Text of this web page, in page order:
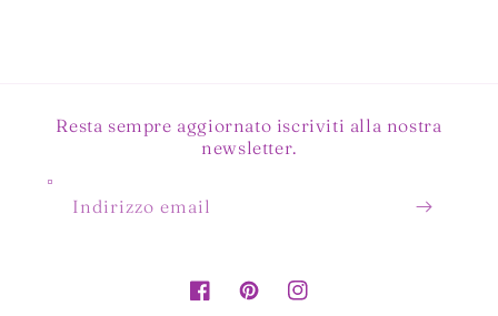
Resta sempre aggiornato iscriviti alla nostra
newsletter.
Indirizzo email
FacebookPinterestInstagram